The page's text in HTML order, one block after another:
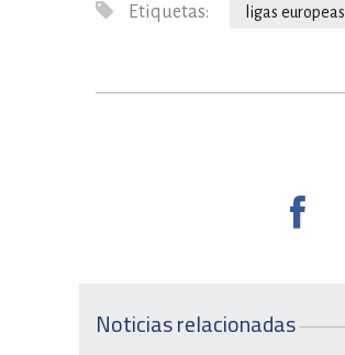
Etiquetas: ligas europeas
Noticias relacionadas